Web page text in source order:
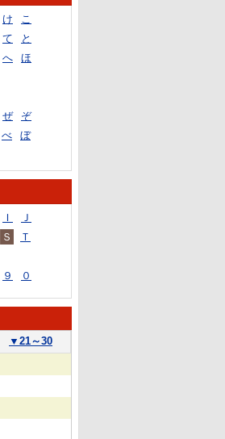
け
こ
て
と
へ
ほ
ぜ
ぞ
べ
ぼ
Ｉ
Ｊ
Ｓ
Ｔ
９ ０
▼ 21～30